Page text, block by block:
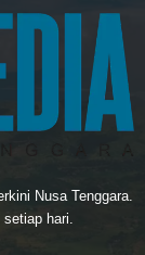
Nusa Tenggara.
setiap hari.